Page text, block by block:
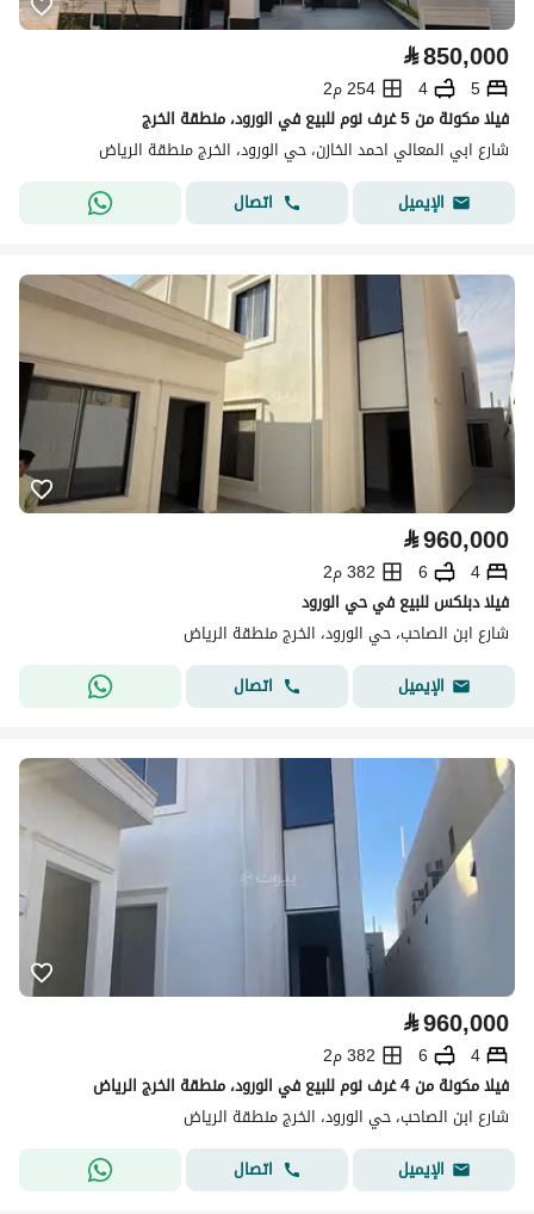
⃁850,000
5
4
254 م2
فيلا مكونة من 5 غرف نوم للبيع في الورود، منطقة الخرج
شارع ابي المعالي احمد الخازن، حي الورود، الخرج منطقة الرياض
الإيميل
اتصال
⃁960,000
4
6
382 م2
فيلا دبلكس للبيع في حي الورود
شارع ابن الصاحب، حي الورود، الخرج منطقة الرياض
الإيميل
اتصال
⃁960,000
4
6
382 م2
فيلا مكونة من 4 غرف نوم للبيع في الورود، منطقة الخرج الرياض
شارع ابن الصاحب، حي الورود، الخرج منطقة الرياض
الإيميل
اتصال